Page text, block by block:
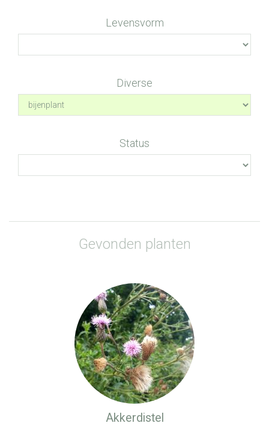
Levensvorm
Diverse
Status
Gevonden planten
Akkerdistel